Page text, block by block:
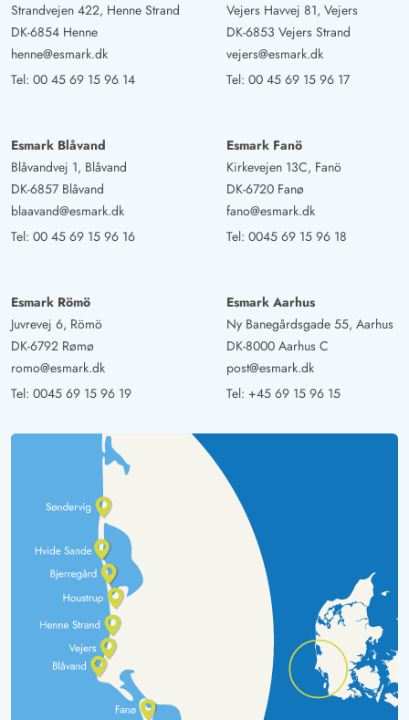
Strandvejen 422, Henne Strand
DK-6854 Henne
henne@esmark.dk
Tel: 00 45 69 15 96 14
Vejers Havvej 81, Vejers
DK-6853 Vejers Strand
vejers@esmark.dk
Tel: 00 45 69 15 96 17
Esmark Blåvand
Blåvandvej 1, Blåvand
DK-6857 Blåvand
blaavand@esmark.dk
Tel: 00 45 69 15 96 16
Esmark Fanö
Kirkevejen 13C, Fanö
DK-6720 Fanø
fano@esmark.dk
Tel: 0045 69 15 96 18
Esmark Römö
Juvrevej 6, Römö
DK-6792 Rømø
romo@esmark.dk
Tel: 0045 69 15 96 19
Esmark Aarhus
Ny Banegårdsgade 55, Aarhus
DK-8000 Aarhus C
post@esmark.dk
Tel: +45 69 15 96 15